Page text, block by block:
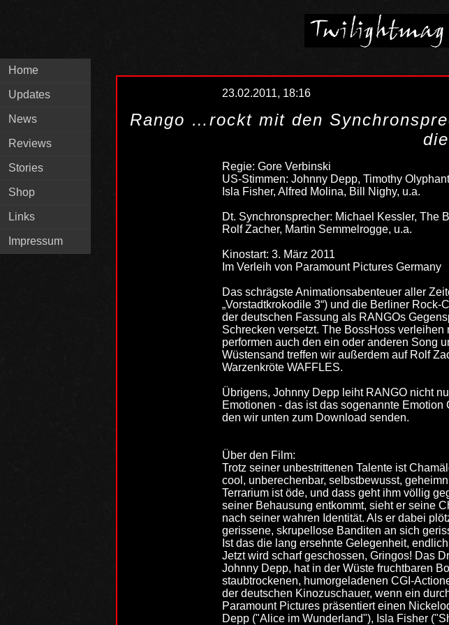
Home
Updates
News
Reviews
Stories
Shop
Links
Impressum
23.02.2011, 18:16
Rango …rockt mit den
Regie: Gore Verbinski
US-Stimmen: Johnny Depp, Timothy
Isla Fisher, Alfred Molina, Bill Nighy, u.a.
Dt. Synchronsprecher: Michael Kessler, The
Rolf Zacher, Martin Semmelrogge, u.a.
Kinostart: 3. März 2011
Im Verleih von Paramount Pictures Germany
Das schrägste Animationsabenteuer aller
„Vorstadtkrokodile 3“) und die Berliner
der deutschen Fassung als RANGOs
Schrecken versetzt. The BossHoss
performen auch den ein oder anderen Song
Wüstensand treffen wir außerdem auf Rolf
Warzenkröte WAFFLES.
Übrigens, Johnny Depp leiht RANGO nicht
Emotionen - das ist das sogenannte
den wir unten zum Download senden.
Über den Film:
Trotz seiner unbestrittenen Talente ist
cool, unberechenbar, selbstbewusst,
Terrarium ist öde, und dass geht ihm völlig
seiner Behausung entkommt, sieht er seine
nach seiner wahren Identität. Als er dabei
gerissene, skrupellose Banditen an sich
Ist das die lang ersehnte Gelegenheit,
Jetzt wird scharf geschossen, Gringos! Das
Johnny Depp, hat in der Wüste fruchtbaren
staubtrockenen, humorgeladenen CGI-
der deutschen Kinozuschauer, wenn ein
Paramount Pictures präsentiert einen
Depp ("Alice im Wunderland"), Isla Fisher